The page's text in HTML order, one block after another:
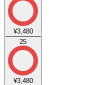
¥3,480
25
¥3,480